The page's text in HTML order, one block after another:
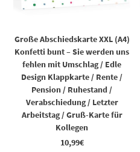
Große Abschiedskarte XXL (A4)
Konfetti bunt – Sie werden uns
fehlen mit Umschlag / Edle
Design Klappkarte / Rente /
Pension / Ruhestand /
Verabschiedung / Letzter
Arbeitstag / Gruß-Karte für
Kollegen
10,99€